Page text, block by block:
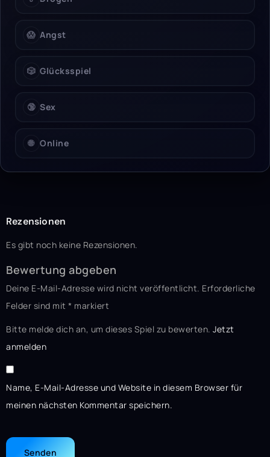
😱 Angst
🎲 Glücksspiel
🔞 Sex
🌐 Online
Rezensionen
Es gibt noch keine Rezensionen.
Bewertung abgeben
Deine E-Mail-Adresse wird nicht veröffentlicht. Erforderliche
Felder sind mit * markiert
Bitte melde dich an, um dieses Spiel zu bewerten. Jetzt
anmelden
Name, E-Mail-Adresse und Website in diesem Browser für
meinen nächsten Kommentar speichern.